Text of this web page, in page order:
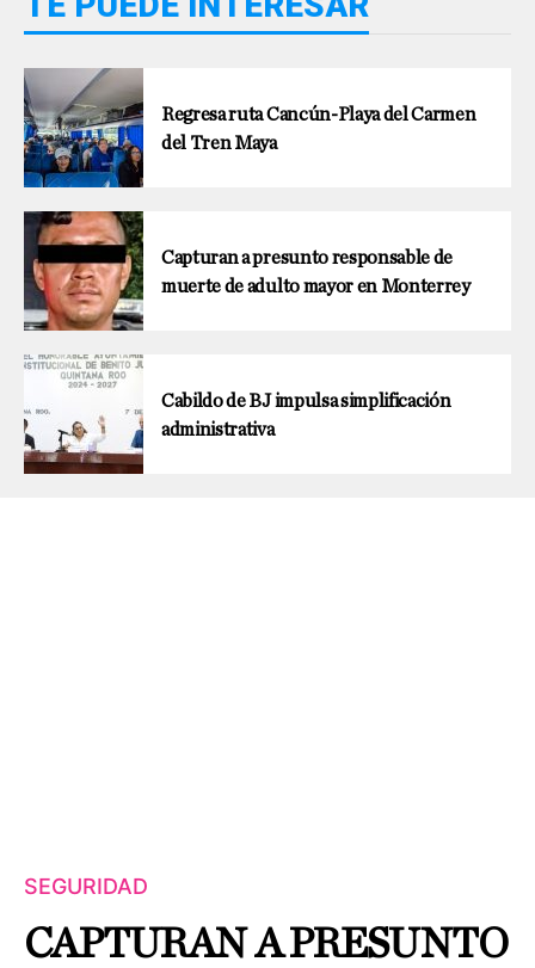
Regresa ruta Cancún-Playa del Carmen
del Tren Maya
Capturan a presunto responsable de
muerte de adulto mayor en Monterrey
Cabildo de BJ impulsa simplificación
administrativa
SEGURIDAD
CAPTURAN A PRESUNTO